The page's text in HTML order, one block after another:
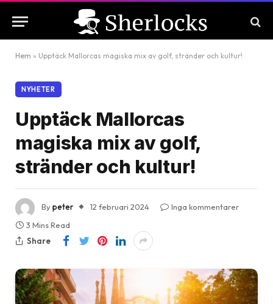
Hem » Upptäck Mallorcas magiska mix av golf, stränder och kultur!
NYHETER
Upptäck Mallorcas
magiska mix av golf,
stränder och kultur!
Bypeter 12 februari 2024
Inga kommentarer
3 Mins Read
Share